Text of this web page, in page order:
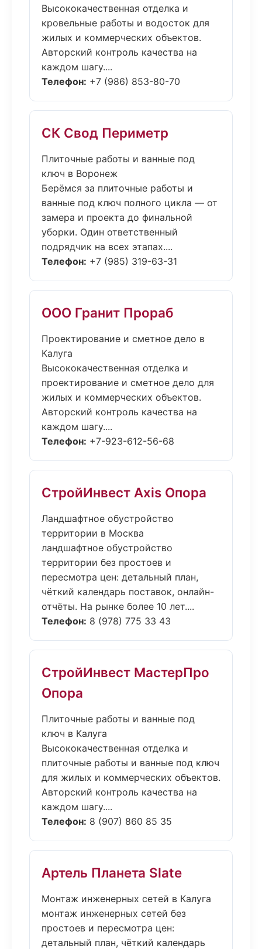
Высококачественная отделка и
кровельные работы и водосток для
жилых и коммерческих объектов.
Авторский контроль качества на
каждом шагу....
Телефон: +7 (986) 853-80-70
СК Свод Периметр
Плиточные работы и ванные под
ключ в Воронеж
Берёмся за плиточные работы и
ванные под ключ полного цикла — от
замера и проекта до финальной
уборки. Один ответственный
подрядчик на всех этапах....
Телефон: +7 (985) 319-63-31
ООО Гранит Прораб
Проектирование и сметное дело в
Калуга
Высококачественная отделка и
проектирование и сметное дело для
жилых и коммерческих объектов.
Авторский контроль качества на
каждом шагу....
Телефон: +7-923-612-56-68
СтройИнвест Axis Опора
Ландшафтное обустройство
территории в Москва
ландшафтное обустройство
территории без простоев и
пересмотра цен: детальный план,
чёткий календарь поставок, онлайн-
отчёты. На рынке более 10 лет....
Телефон: 8 (978) 775 33 43
СтройИнвест МастерПро
Опора
Плиточные работы и ванные под
ключ в Калуга
Высококачественная отделка и
плиточные работы и ванные под ключ
для жилых и коммерческих объектов.
Авторский контроль качества на
каждом шагу....
Телефон: 8 (907) 860 85 35
Артель Планета Slate
Монтаж инженерных сетей в Калуга
монтаж инженерных сетей без
простоев и пересмотра цен:
детальный план, чёткий календарь